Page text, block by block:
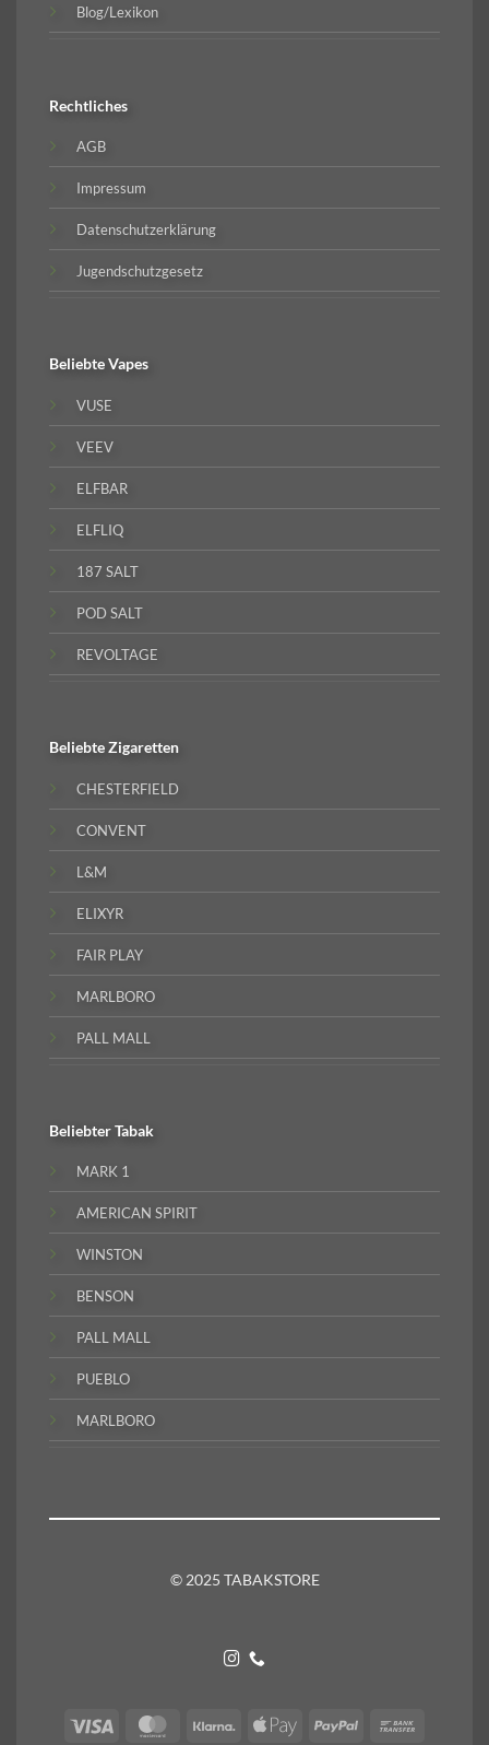
Blog/Lexikon
Rechtliches
AGB
Impressum
Datenschutzerklärung
Jugendschutzgesetz
BeliebteVapes
VUSE
VEEV
ELFBAR
ELFLIQ
187 SALT
POD SALT
REVOLTAGE
BeliebteZigaretten
CHESTERFIELD
CONVENT
L&M
ELIXYR
FAIR PLAY
MARLBORO
PALL MALL
BeliebterTabak
MARK 1
AMERICAN SPIRIT
WINSTON
BENSON
PALL MALL
PUEBLO
MARLBORO
© 2025 TABAKSTORE
Visa MasterCardKlarna
Apple
PayPal